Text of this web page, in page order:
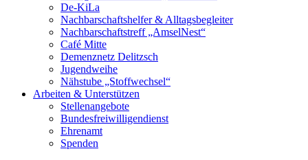
De-KiLa
Nachbarschaftshelfer & Alltagsbegleiter
Nachbarschaftstreff „AmselNest“
Café Mitte
Demenznetz Delitzsch
Jugendweihe
Nähstube „Stoffwechsel“
Arbeiten & Unterstützen
Stellenangebote
Bundesfreiwilligendienst
Ehrenamt
Spenden